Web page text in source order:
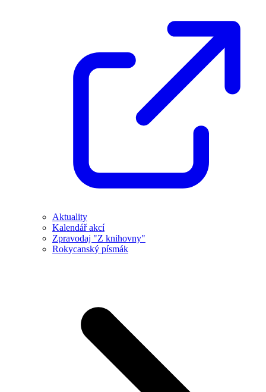
Aktuality
Kalendář akcí
Zpravodaj "Z knihovny"
Rokycanský písmák